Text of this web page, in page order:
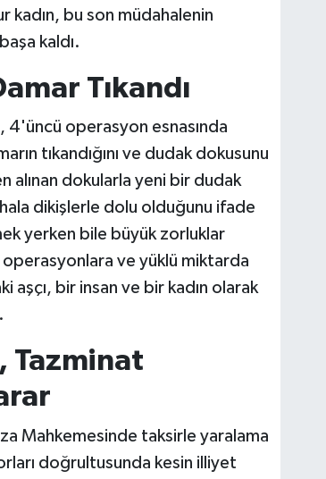
kadın, bu son müdahalenin
kaldı.
Tıkandı
4'üncü operasyon esnasında
tıkandığını ve dudak dokusunu
dokularla yeni bir dudak
hala dikişlerle dolu olduğunu ifade
yerken bile büyük zorluklar
ve yüklü miktarda
aşçı, bir insan ve bir kadın olarak
Tazminat
Mahkemesinde taksirle yaralama
doğrultusunda kesin illiyet